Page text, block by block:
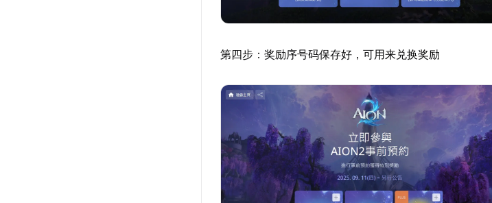
第四步：奖励序号码保存好，可用来兑换奖励